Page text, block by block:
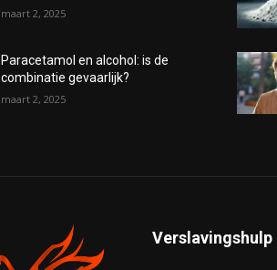
maart 2, 2025
Paracetamol en alcohol: is de
combinatie gevaarlijk?
maart 2, 2025
Verslavingshulp